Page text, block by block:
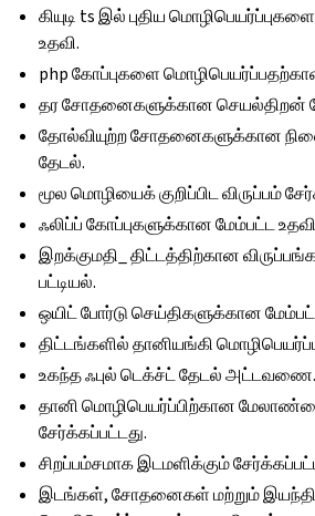
கியுடி ts இல் புதிய
உதவி.
php கோப்புகளை
தர சோதனைகளுக்கான செயல்திறன்
தோல்வியுற்ற சோதனைகளுக்கான
தேடல்.
மூல மொழியைக் குறிப்பிட விருப்பம்
ஃலிப்ப் கோப்புகளுக்கான மேம்பட்ட
இறக்குமதி_ திட்டத்திற்கான
பட்டியல்.
ஒயிட் போர்டு செய்திகளுக்கான
திட்டங்களில் தானியங்கி
உகந்த ஃபுல் டெக்ச்ட் தேடல் அட்டவணை.
தானி மொழிபெயர்ப்பிற்கான
சேர்க்கப்பட்டது.
சிறப்பம்சமாக இடமளிக்கும்
இடங்கள், சோதனைகள் மற்றும்